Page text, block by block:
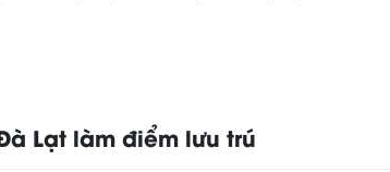
Lạt làm điểm lưu trú